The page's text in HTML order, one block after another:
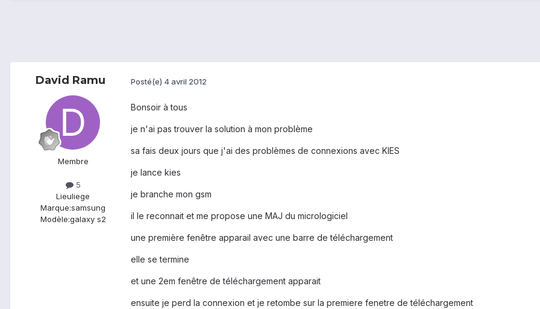
David Ramu
Membre
5
Lieuliege
Marque:samsung
Modèle:galaxy s2
Posté(e) 4 avril 2012
Bonsoir à tous
je n'ai pas trouver la solution à mon problème
sa fais deux jours que j'ai des problèmes de connexions avec KIES
je lance kies
je branche mon gsm
il le reconnait et me propose une MAJ du micrologiciel
une première fenêtre apparail avec une barre de téléchargement
elle se termine
et une 2em fenêtre de téléchargement apparait
ensuite je perd la connexion et je retombe sur la premiere fenetre de téléchargement